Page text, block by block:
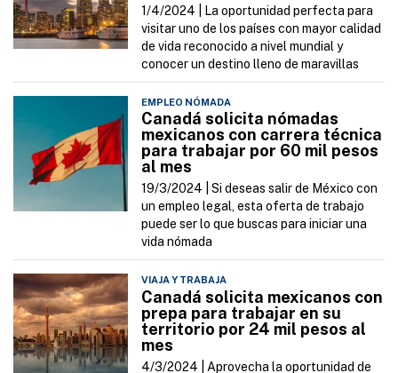
1/4/2024 |
La oportunidad perfecta para
visitar uno de los países con mayor calidad
de vida reconocido a nivel mundial y
conocer un destino lleno de maravillas
EMPLEO NÓMADA
Canadá solicita nómadas
mexicanos con carrera técnica
para trabajar por 60 mil pesos
al mes
19/3/2024 |Si deseas salir de México con
un empleo legal, esta oferta de trabajo
puede ser lo que buscas para iniciar una
vida nómada
VIAJA Y TRABAJA
Canadá solicita mexicanos con
prepa para trabajar en su
territorio por 24 mil pesos al
mes
4/3/2024 | Aprovecha la oportunidad de